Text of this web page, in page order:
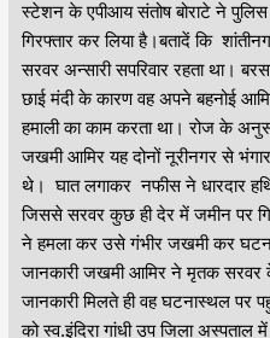
स्टेशन के एपीआय संतोष बोराटे ने
गिरफ्तार कर लिया है।बतादें कि
सरवर अन्सारी सपरिवार रहता था।
छाई मंदी के कारण वह अपने बहनोई
हमाली का काम करता था। रोज के
जखमी आमिर यह दोनों नूरीनगर से
थे। घात लगाकर नफीस ने धारदार
जिससे सरवर कुछ ही देर में जमीन पर
ने हमला कर उसे गंभीर जखमी कर
जानकारी जखमी आमिर ने मृतक सरवर के
जानकारी मिलते ही वह घटनास्थल
को स्व.इंदिरा गांधी उप जिला अस्पताल